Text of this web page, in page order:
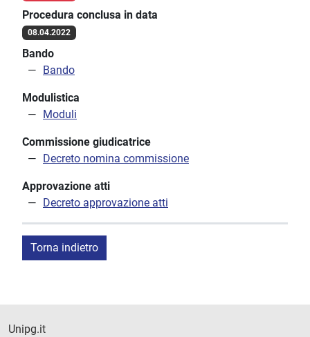
Procedura conclusa in data
08.04.2022
Bando
Bando
Modulistica
Moduli
Commissione giudicatrice
Decreto nomina commissione
Approvazione atti
Decreto approvazione atti
Torna indietro
Unipg.it